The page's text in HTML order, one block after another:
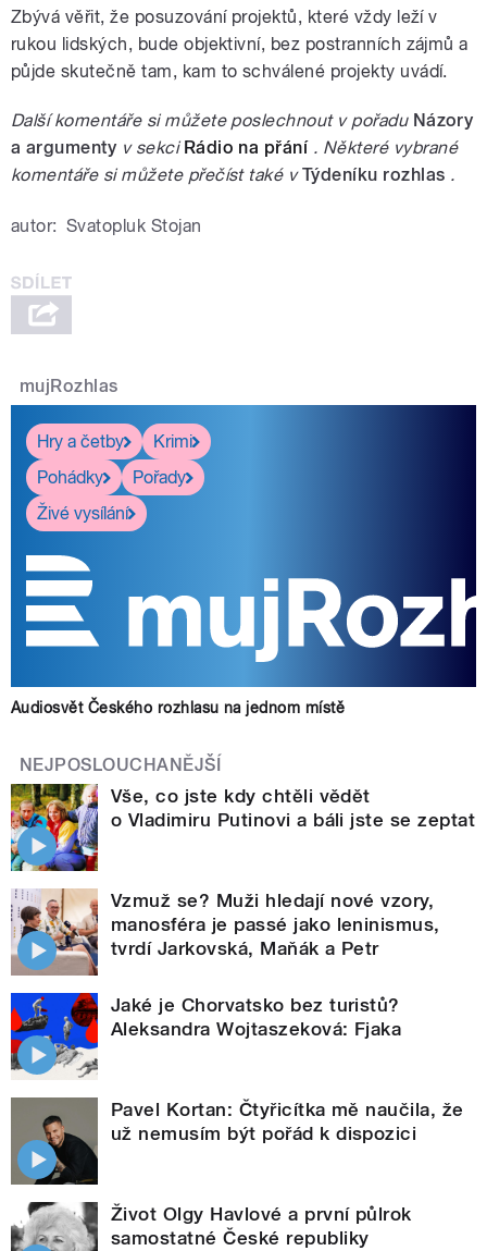
Zbývá věřit, že posuzování projektů, které vždy leží v
rukou lidských, bude objektivní, bez postranních zájmů a
půjde skutečně tam, kam to schválené projekty uvádí.
Další komentáře si můžete poslechnout v pořadu Názory
a argumenty v sekci Rádio na přání . Některé vybrané
komentáře si můžete přečíst také vTýdeníku rozhlas .
autor: Svatopluk Stojan
mujRozhlas
Hry a četby
Krimi
Pohádky
Pořady
Živé vysílání
Audiosvět Českého rozhlasu na jednom místě
NEJPOSLOUCHANĚJŠÍ
Vše, co jste kdy chtěli vědět
o Vladimiru Putinovi a báli jste se zeptat
Vzmuž se? Muži hledají nové vzory,
manosféra je passé jako leninismus,
tvrdí Jarkovská, Maňák a Petr
Jaké je Chorvatsko bez turistů?
Aleksandra Wojtaszeková: Fjaka
Pavel Kortan: Čtyřicítka mě naučila, že
už nemusím být pořád k dispozici
Život Olgy Havlové a první půlrok
samostatné České republiky